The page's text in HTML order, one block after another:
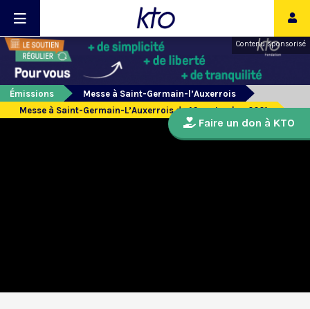
Contenu sponsorisé
Émissions
Messe à Saint-Germain-l’Auxerrois
Messe à Saint-Germain-L’Auxerrois du 16 septembre 2021
Faire un don à KTO